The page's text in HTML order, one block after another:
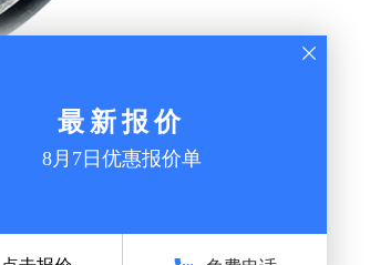
油软管的特点。